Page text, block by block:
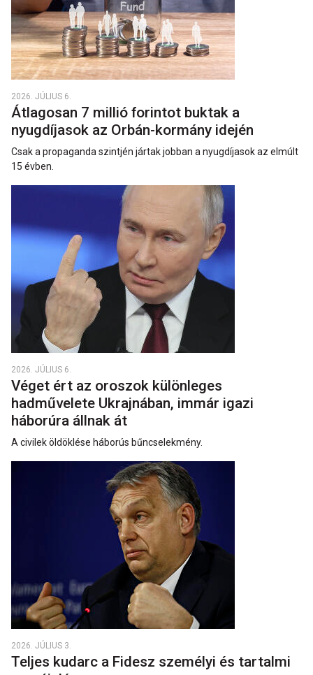
2026. JÚLIUS 6.
Átlagosan 7 millió forintot buktak a
nyugdíjasok az Orbán-kormány idején
Csak a propaganda szintjén jártak jobban a nyugdíjasok az elmúlt
15 évben.
2026. JÚLIUS 6.
Véget ért az oroszok különleges
hadművelete Ukrajnában, immár igazi
háborúra állnak át
A civilek öldöklése háborús bűncselekmény.
2026. JÚLIUS 3.
Teljes kudarc a Fidesz személyi és tartalmi